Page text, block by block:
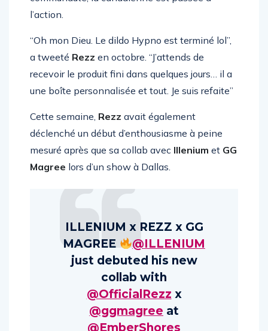
communauté, la canadienne est passée à
“Oh mon Dieu. Le dildo Hypno est terminé lol”,
a tweetéRezzen octobre. “J’attends de
recevoir le produit fini dans quelques jours… il a
Cette semaine,Rezzavait également
déclenché un début d’enthousiasme à peine
mesuré après que sa collab avec
ILLENIUM x REZZ x GG
MAGREE
@ILLENIUM
just debuted his new
collab with
@OfficialRezzx
@ggmagreeat